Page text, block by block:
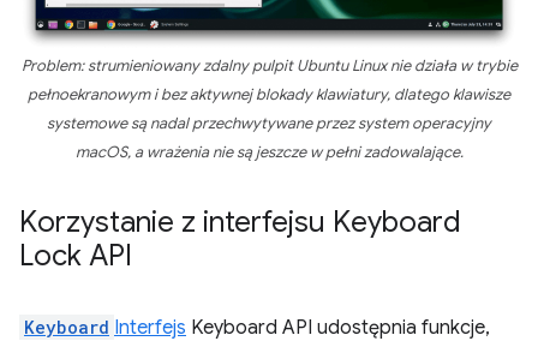
Problem: strumieniowany zdalny pulpit Ubuntu Linuxniedziała w trybie
pełnoekranowym ibezaktywnej blokady klawiatury, dlatego klawisze
systemowe są nadal przechwytywane przez system operacyjny
macOS, a wrażenianiesą jeszcze w pełni zadowalające.
Korzystanie z interfejsu Keyboard
Lock API
Keyboard Interfejs Keyboard API udostępnia funkcje,